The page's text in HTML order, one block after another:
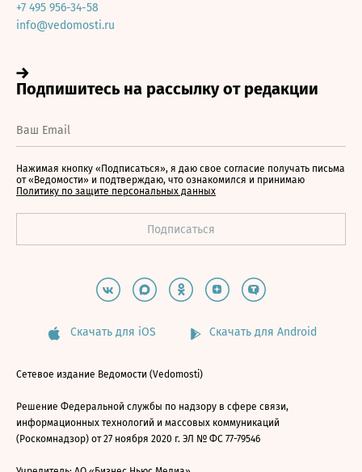
+7 495 956-34-58
info@vedomosti.ru
Нажимая кнопку «Подписаться», я даю свое согласие получать письма
от «Ведомости» и подтверждаю, что ознакомился и принимаю
Политику по защите персональных данных
Скачать для iOS Скачать для Android
Сетевое издание Ведомости (Vedomosti)
Решение Федеральной службы по надзору в сфере связи,
информационных технологий и массовых коммуникаций
(Роскомнадзор) от 27 ноября 2020 г. ЭЛ № ФС 77-79546